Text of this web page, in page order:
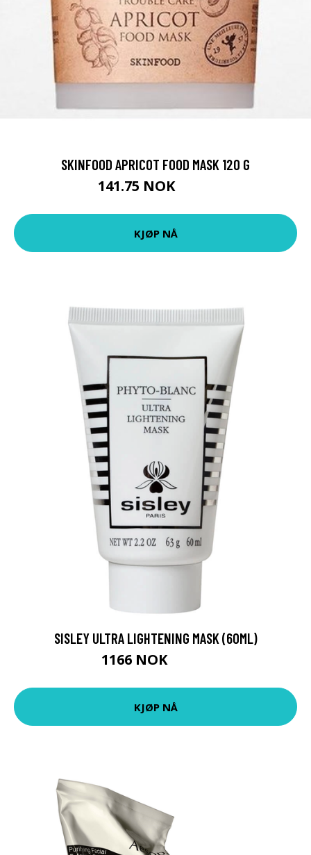
SKINFOOD APRICOT FOOD MASK 120 G
141.75 NOK
KJØP NÅ
SISLEY ULTRA LIGHTENING MASK (60ML)
1166 NOK
KJØP NÅ